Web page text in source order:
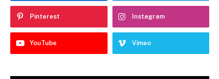
Pinterest Instagram
YouTube Vimeo